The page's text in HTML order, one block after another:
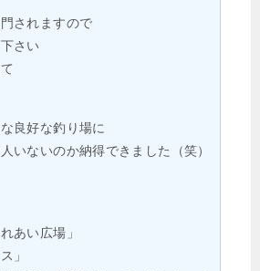
されますので
さい
良好な釣り場に
いないのか納得できました（笑）
あい広場」
」